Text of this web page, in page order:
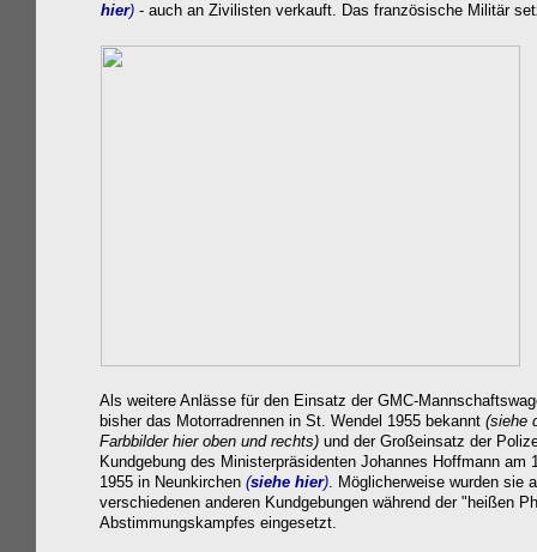
hier) - auch an Zivilisten verkauft. Das französische Militär
Als weitere Anlässe für den Einsatz der GMC-
bisher das Motorradrennen in St. Wendel 1955 bekannt (siehe
Farbbilder hier oben und rechts) und der Großeinsatz der
Kundgebung des Ministerpräsidenten Johannes Hoffmann am
1955 in Neunkirchen (siehe hier). Möglicherweise wurden sie
verschiedenen anderen Kundgebungen während der "heißen
Abstimmungskampfes eingesetzt.